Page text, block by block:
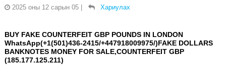
2025 оны 12 сарын 05
Хариулах
BUY FAKE COUNTERFEIT GBP POUNDS IN LONDON
WhatsApp(+1(501)436-2415/+447918009975/)FAKE DOLLARS
BANKNOTES MONEY FOR SALE,COUNTERFEIT GBP
(185.177.125.211)